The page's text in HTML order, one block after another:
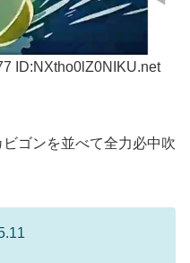
ID:NXtho0lZ0NIKU.net
ゴンを並べて全力必中吹